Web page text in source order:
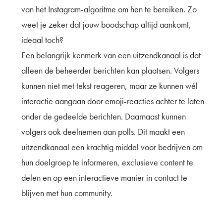
van het Instagram-algoritme om hen te bereiken. Zo
weet je zeker dat jouw boodschap altijd aankomt,
ideaal toch?
Een belangrijk kenmerk van een uitzendkanaal is dat
alleen de beheerder berichten kan plaatsen. Volgers
kunnen niet met tekst reageren, maar ze kunnen wél
interactie aangaan door emoji-reacties achter te laten
onder de gedeelde berichten. Daarnaast kunnen
volgers ook deelnemen aan polls. Dit maakt een
uitzendkanaal een krachtig middel voor bedrijven om
hun doelgroep te informeren, exclusieve content te
delen en op een interactieve manier in contact te
blijven met hun community.